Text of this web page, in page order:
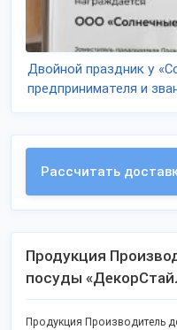
Двойной праздник у
предпринимателя и
Рассчитать
Продукция
посуды
Продукция Производитель